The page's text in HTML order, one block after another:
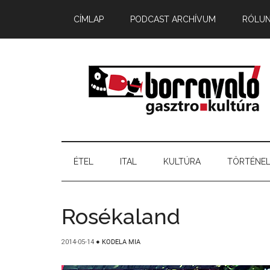
CÍMLAP PODCAST ARCHÍVUM
ÉTEL ITAL KULTÚRA
Rosékaland
2014-05-14 ● KODELA MIA